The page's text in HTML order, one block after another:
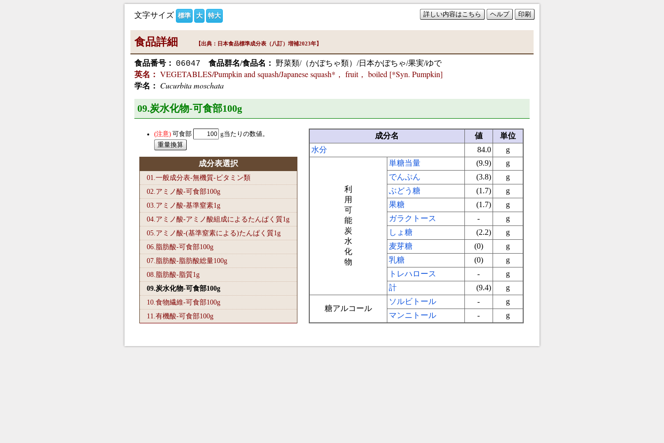
詳しい内容はこちら ヘルプ 印刷
文字サイズ 標準 大 特大
食品詳細 【出典：日本食品標準成分表（八訂）増補2023年】
食品番号： 06047 食品群名/食品名：
野菜類/（かぼちゃ類）/日本かぼちゃ/果実/ゆで
英名： VEGETABLES/Pumpkin and squash/Japanese squash*， fruit， boiled [*Syn. Pumpkin]
学名： Cucurbita moschata
09.炭水化物-可食部100g
可食部 g当たりの数値。
成分表選択
01.一般成分表-無機質-ビタミン類
02.アミノ酸-可食部100g
03.アミノ酸-基準窒素1g
04.アミノ酸-アミノ酸組成によるたんぱく質1g
05.アミノ酸-(基準窒素による)たんぱく質1g
06.脂肪酸-可食部100g
07.脂肪酸-脂肪酸総量100g
08.脂肪酸-脂質1g
09.炭水化物-可食部100g
10.食物繊維-可食部100g
11.有機酸-可食部100g
成分名 値
単位
水分
84.0 g
利
用
可
能
炭
水
化
物
単糖当量 (9.9)
g
でんぷん
(3.8)
g
ぶどう糖
(1.7)
g
果糖
(1.7)
g
ガラクトース
-
g
しょ糖
(2.2)
g
麦芽糖
(0)
g
乳糖
(0)
g
トレハロース
-
g
計
(9.4) g
糖アルコール
ソルビトール -
g
マンニトール
- g